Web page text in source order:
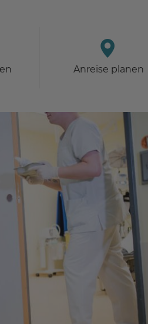
Anreise planen